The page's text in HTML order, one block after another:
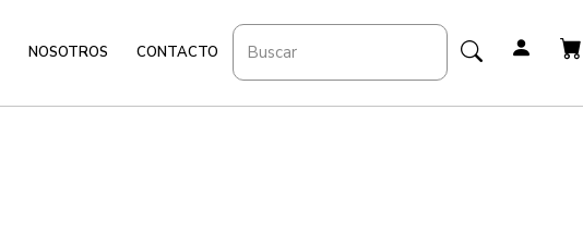
NOSOTROS CONTACTO